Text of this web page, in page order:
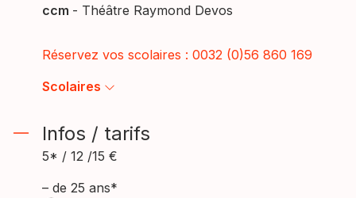
ccm - Théâtre Raymond Devos
Réservez vos scolaires : 0032 (0)56 860 169
Scolaires
Infos / tarifs
5* / 12 /15 €
– de 25 ans*